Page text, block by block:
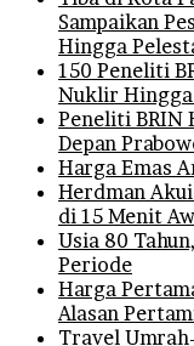
Sampaikan
Hingga
150 Peneliti
Nuklir
Peneliti BRIN
Depan
Harga Emas
Herdman
di 15 Menit
Usia 80
Periode
Harga
Alasan
Travel